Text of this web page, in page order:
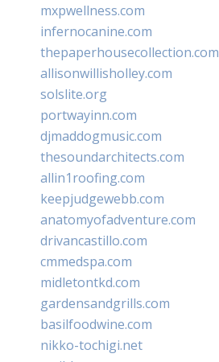
mxpwellness.com
infernocanine.com
thepaperhousecollection.com
allisonwillisholley.com
solslite.org
portwayinn.com
djmaddogmusic.com
thesoundarchitects.com
allin1roofing.com
keepjudgewebb.com
anatomyofadventure.com
drivancastillo.com
cmmedspa.com
midletontkd.com
gardensandgrills.com
basilfoodwine.com
nikko-tochigi.net